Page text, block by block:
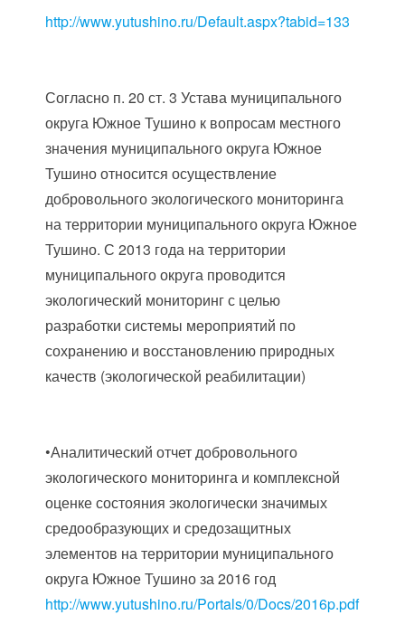
http://www.yutushino.ru/Default.aspx?tabid=133
Согласно п. 20 ст. 3 Устава муниципального
округа Южное Тушино к вопросам местного
значения муниципального округа Южное
Тушино относится осуществление
добровольного экологического мониторинга
на территории муниципального округа Южное
Тушино. С 2013 года на территории
муниципального округа проводится
экологический мониторинг с целью
разработки системы мероприятий по
сохранению и восстановлению природных
качеств (экологической реабилитации)
•Аналитический отчет добровольного
экологического мониторинга и комплексной
оценке состояния экологически значимых
средообразующих и средозащитных
элементов на территории муниципального
округа Южное Тушино за 2016 год
http://www.yutushino.ru/Portals/0/Docs/2016p.pdf